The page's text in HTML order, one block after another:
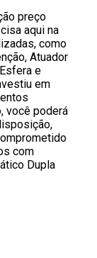
preço
aqui na
como
Atuador
e
em
você poderá
com
Dupla